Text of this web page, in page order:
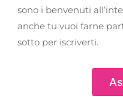
sono i benvenuti
anche tu vuoi farne
sotto per iscriverti.